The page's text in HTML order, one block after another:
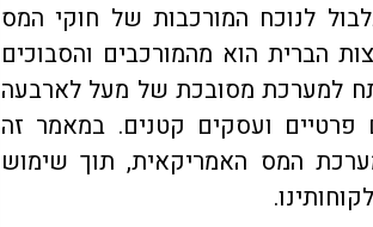
לנוכח המורכבות של חוקי המס
הברית הוא מהמורכבים והסבוכים
למערכת מסובכת של מעל לארבעה
פרטיים ועסקים קטנים. במאמר זה
המס האמריקאית, תוך שימוש